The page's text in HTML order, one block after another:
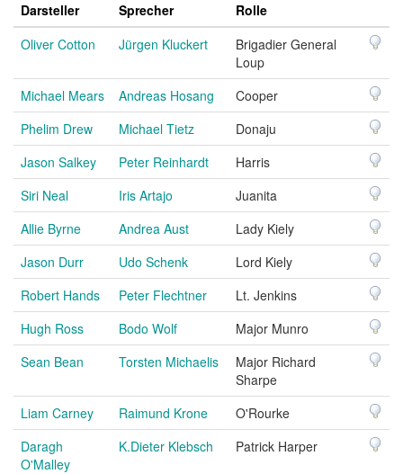
Darsteller Sprecher
Rolle
Oliver Cotton
Jürgen Kluckert
Brigadier General
Loup
Michael Mears
Andreas Hosang
Cooper
Phelim Drew
Michael Tietz
Donaju
Jason Salkey
Peter Reinhardt
Harris
Siri Neal
Iris Artajo
Juanita
Allie Byrne
Andrea Aust
Lady Kiely
Jason Durr
Udo Schenk
Lord Kiely
Robert Hands
Peter Flechtner
Lt. Jenkins
Hugh Ross
Bodo Wolf
Major Munro
Sean Bean
Torsten Michaelis
Major Richard
Sharpe
Liam Carney
Raimund Krone
O'Rourke
Daragh
O'Malley
K.Dieter Klebsch Patrick Harper